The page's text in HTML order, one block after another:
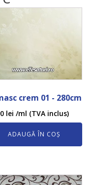
crem 01 - 280cm
lei /ml (TVA inclus)
ADAUGĂ ÎN COȘ